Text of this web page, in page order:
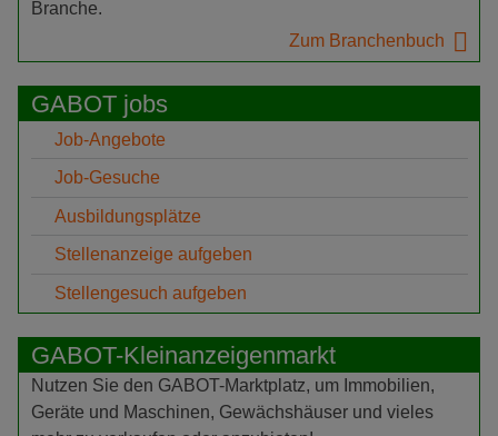
Branche.
Zum Branchenbuch
GABOT jobs
Job-Angebote
Job-Gesuche
Ausbildungsplätze
Stellenanzeige aufgeben
Stellengesuch aufgeben
GABOT-Kleinanzeigenmarkt
Nutzen Sie den GABOT-Marktplatz, um Immobilien,
Geräte und Maschinen, Gewächshäuser und vieles